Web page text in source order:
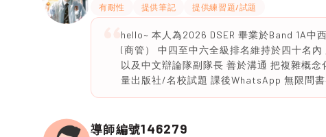
有耐性 提供筆記 提供練習題/試題
hello~ 本人為2026 DSER 畢業於Band 1A中
(商管） 中四至中六全級排名維持於四十名
以及中文辯論隊副隊長 善於溝通 把複雜概
量出版社/名校試題 課後WhatsApp 無限問書
導師編號146279